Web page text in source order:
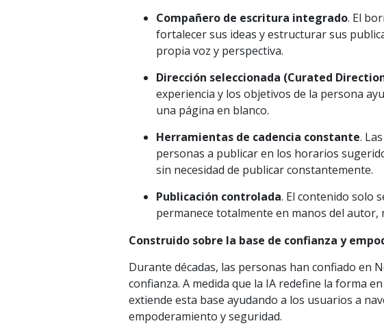
Compañero de escritura integrado. El
fortalecer sus ideas y estructurar sus
propia voz y perspectiva.
Dirección seleccionada (Curated
experiencia y los objetivos de la persona
una página en blanco.
Herramientas de cadencia constante.
personas a publicar en los horarios
sin necesidad de publicar constantemente.
Publicación controlada. El contenido solo
permanece totalmente en manos del
Construido sobre la base de confianza y
Durante décadas, las personas han confiado en
confianza. A medida que la IA redefine la forma
extiende esta base ayudando a los usuarios a
empoderamiento y seguridad.